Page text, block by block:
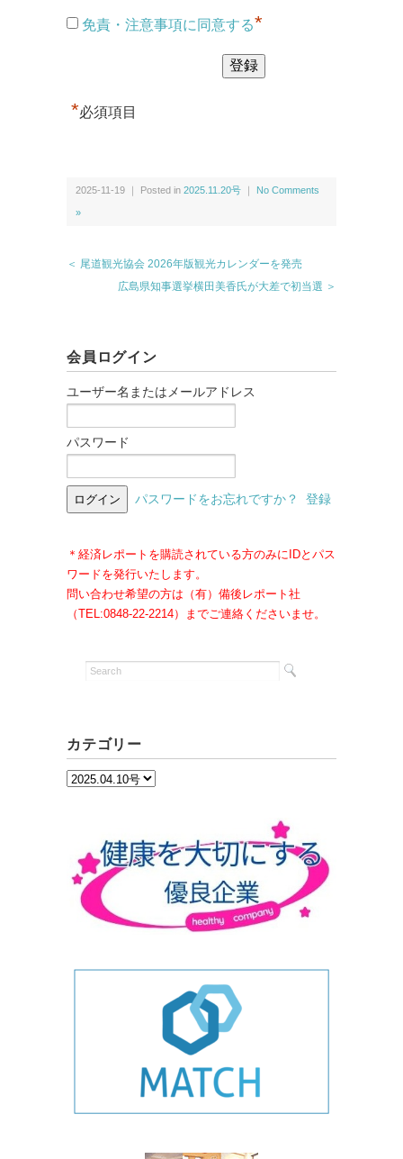
免責・注意事項に同意する*
*必須項目
2025-11-19 ｜ Posted in 2025.11.20号 No Comments
»
＜ 尾道観光協会 2026年版観光カレンダーを発売
広島県知事選挙横田美香氏が大差で初当選 ＞
会員ログイン
ユーザー名またはメールアドレス
パスワード
パスワードをお忘れですか？ 登録
＊経済レポートを購読されている方のみにIDとパス
ワードを発行いたします。
問い合わせ希望の方は（有）備後レポート社
（TEL:0848-22-2214）までご連絡くださいませ。
カテゴリー
カ